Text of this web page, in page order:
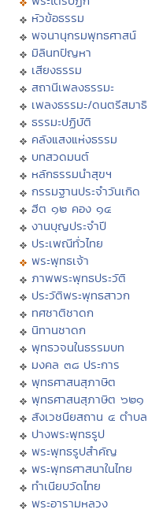
หัวข้อธรรม
พจนานุกรมพุทธศาสน์
มิลินทปัญหา
เสียงธรรม
สถานีเพลงธรรมะ
เพลงธรรมะ/ดนตรีสมาธิ
ธรรมะปฏิบัติ
คลังแสงแห่งธรรม
บทสวดมนต์
หลักธรรมนำสุขฯ
กรรมฐานประจำวันเกิด
ฮีต ๑๒ คอง ๑๔
งานบุญประจำปี
ประเพณีทั่วไทย
พระพุทธเจ้า
ภาพพระพุทธประวัติ
ประวัติพระพุทธสาวก
ทศชาติชาดก
นิทานชาดก
พุทธวจนในธรรมบท
มงคล ๓๘ ประการ
พุทธศาสนสุภาษิต
พุทธศาสนสุภาษิต ๖๒๑
สังเวชนียสถาน ๔ ตำบล
ปางพระพุทธรูป
พระพุทธรูปสำคัญ
พระพุทธศาสนาในไทย
ทำเนียบวัดไทย
พระอารามหลวง